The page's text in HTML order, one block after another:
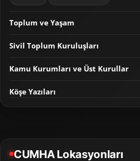
Toplum ve Yaşam
Sivil Toplum Kuruluşları
Kamu Kurumları ve Üst Kurullar
Köşe Yazıları
CUMHA Lokasyonları